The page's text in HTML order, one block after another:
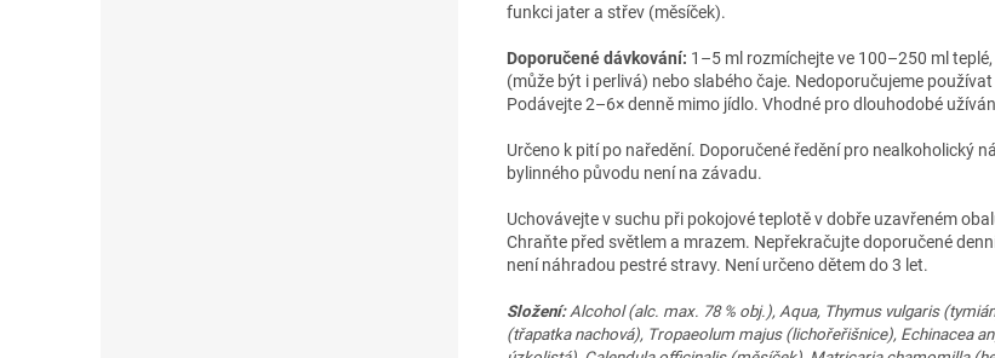
funkci jater a střev (měsíček).
Doporučené dávkování: 1–5 ml rozmíchejte ve 100–250 ml
(může být i perlivá) nebo slabého čaje. Nedoporučujeme
Podávejte 2–6× denně mimo jídlo. Vhodné pro dlouhodobé
Určeno k pití po naředění. Doporučené ředění pro nealkoholický
bylinného původu není na závadu.
Uchovávejte v suchu při pokojové teplotě v dobře uzavřeném
Chraňte před světlem a mrazem. Nepřekračujte doporučené
není náhradou pestré stravy. Není určeno dětem do 3 let.
Složení:Alcohol (alc. max. 78 % obj.), Aqua, Thymus vulgaris
(třapatka nachová), Tropaeolum majus (lichořeřišnice), Echinacea